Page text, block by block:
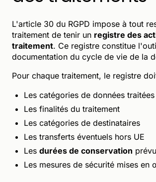
L'article 30 du RGPD impose à tout
traitement de tenir un registre des
traitement. Ce registre constitue
documentation du cycle de vie de la
Pour chaque traitement, le registre
Les catégories de données traitées
Les finalités du traitement
Les catégories de destinataires
Les transferts éventuels hors UE
Les durées de conservation
Les mesures de sécurité mises en